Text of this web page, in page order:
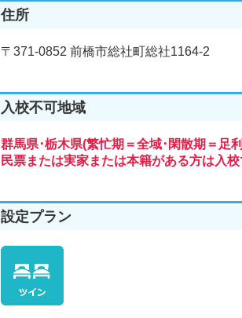
住所
〒371-0852 前橋市総社町総社1164-2
入校不可地域
群馬県･栃木県(繁忙期＝全域･閑散期＝足
民票または実家または本籍がある方は入校
設定プラン